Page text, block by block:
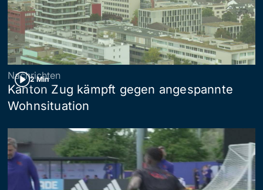
2 Min
Nachrichten
Kanton Zug kämpft gegen angespannte
Wohnsituation